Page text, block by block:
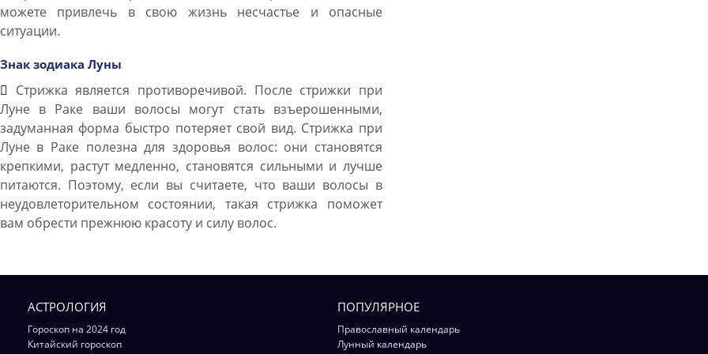
можете привлечь в свою жизнь несчастье и опасные
ситуации.
Знак зодиака Луны
Стрижка является противоречивой. После стрижки при
Луне в Раке ваши волосы могут стать взъерошенными,
задуманная форма быстро потеряет свой вид. Стрижка при
Луне в Раке полезна для здоровья волос: они становятся
крепкими, растут медленно, становятся сильными и лучше
питаются. Поэтому, если вы считаете, что ваши волосы в
неудовлеторительном состоянии, такая стрижка поможет
вам обрести прежнюю красоту и силу волос.
АСТРОЛОГИЯ
Гороскоп на 2024 год
Китайский гороскоп
ПОПУЛЯРНОЕ
Православный календарь
Лунный календарь